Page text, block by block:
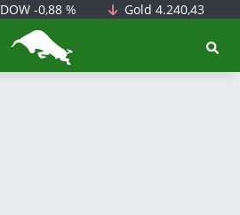
DOW-0,88 % Gold 4.240,43
BörsenNEWS.de